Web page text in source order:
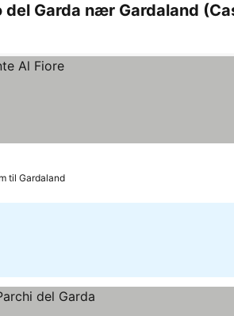
Garda nær Gardaland
til Gardaland